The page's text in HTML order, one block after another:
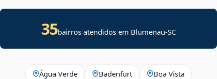
35bairros atendidos em Blumenau-SC
Água Verde Badenfurt Boa Vista